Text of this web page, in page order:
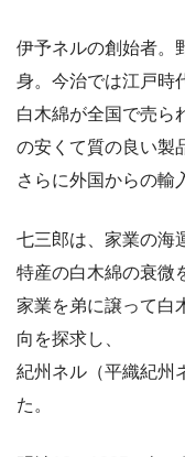
伊予ネルの創始者。
身。今治では江戸時
白木綿が全国で売ら
の安くて質の良い製
さらに外国からの輸
七三郎は、家業の海
特産の白木綿の衰微
家業を弟に譲って白
向を探求し、
紀州ネル（平織紀州
た。